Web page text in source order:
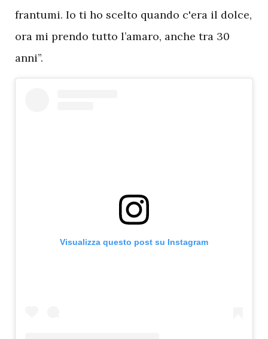
frantumi. Io ti ho scelto quando c'era il dolce,
ora mi prendo tutto l’amaro, anche tra 30
anni”.
Visualizza questo post su Instagram